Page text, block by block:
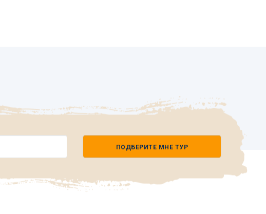
ПОДБЕРИТЕ МНЕ ТУР